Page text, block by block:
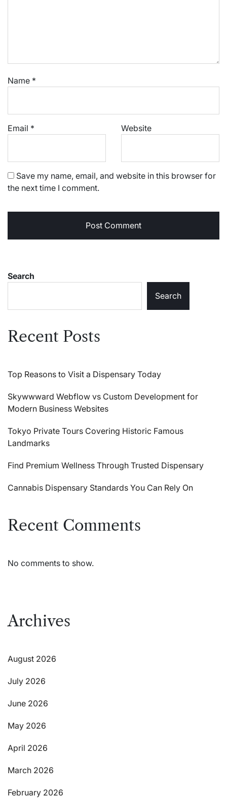
Name *
Email * Website
Save my name, email, and website in this browser for
the next time I comment.
Search
Search
Recent Posts
Top Reasons to Visit a Dispensary Today
Skywwward Webflow vs Custom Development for
Modern Business Websites
Tokyo Private Tours Covering Historic Famous
Landmarks
Find Premium Wellness Through Trusted Dispensary
Cannabis Dispensary Standards You Can Rely On
Recent Comments
No comments to show.
Archives
August 2026
July 2026
June 2026
May 2026
April 2026
March 2026
February 2026